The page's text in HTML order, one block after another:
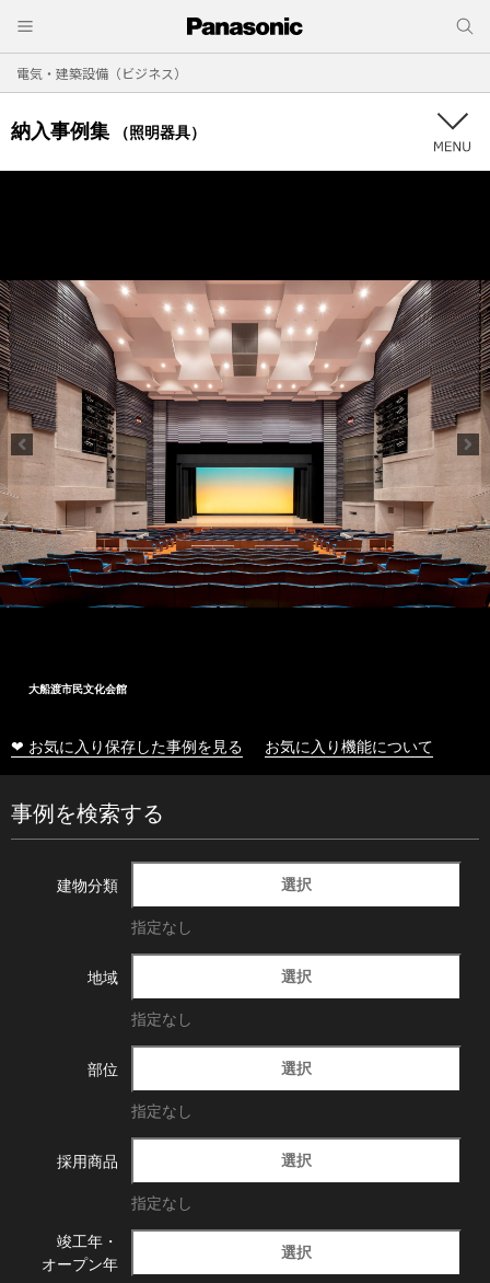
電気・建築設備（ビジネス）
納入事例集 （照明器具）
大船渡市民文化会館
❤ お気に入り保存した事例を見る お気に入り機能について
事例を検索する
建物分類 選択
指定なし
地域 選択
指定なし
部位 選択
指定なし
採用商品 選択
指定なし
竣工年・
オープン年
選択